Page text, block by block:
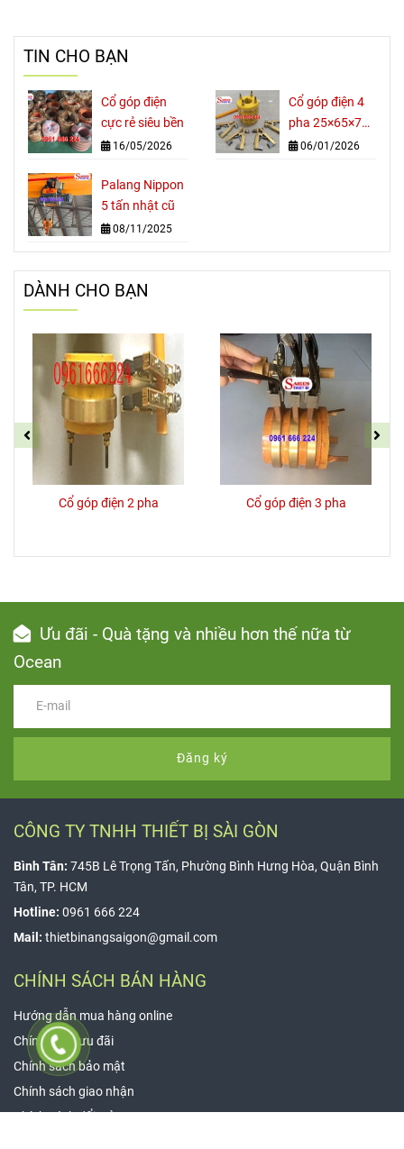
TIN CHO BẠN
Cổ góp điện
cực rẻ siêu bền
16/05/2026
Cổ góp điện 4
pha 25×65×70
mm
06/01/2026
Palang Nippon
5 tấn nhật cũ
08/11/2025
DÀNH CHO BẠN
Cổ góp điện 2 pha Cổ góp điện 3 pha
Ưu đãi - Quà tặng và nhiều hơn thế nữa từ
Ocean
Đăng ký
CÔNG TY TNHH THIẾT BỊ SÀI GÒN
Bình Tân: 745B Lê Trọng Tấn, Phường Bình Hưng Hòa, Quận Bình
Tân, TP. HCM
Hotline: 0961 666 224
Mail: thietbinangsaigon@gmail.com
CHÍNH SÁCH BÁN HÀNG
Hướng dẫn mua hàng online
Chính sách ưu đãi
Chính sách bảo mật
Chính sách giao nhận
Chính sách đổi trả